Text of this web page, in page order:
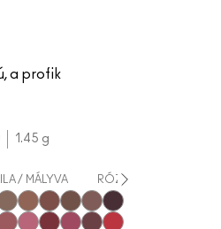
a profik
1.45 g
LILA / MÁLYVA RÓZSASZÍN
Edge
Cool Spice
Beige-Turner
Greige
Chestnut
Root For Me!